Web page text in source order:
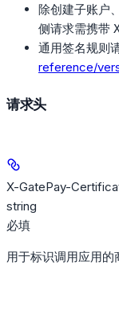
除创建子账户
侧请求需携带
通用签名规则
reference/
请求头
X-GatePay-
string
必填
用于标识调用应用的